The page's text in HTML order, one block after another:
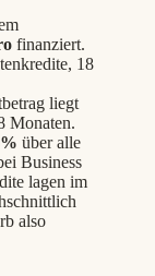
finanziert.
18
liegt
Monaten.
über alle
Business
lagen im
also